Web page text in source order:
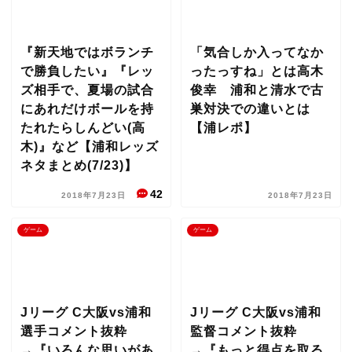
『新天地ではボランチ
で勝負したい』『レッ
ズ相手で、夏場の試合
にあれだけボールを持
たれたらしんどい(高
木)』など【浦和レッズ
ネタまとめ(7/23)】
2018年7月23日 42
「気合しか入ってなか
ったっすね」とは高木
俊幸 浦和と清水で古
巣対決での違いとは
【浦レポ】
2018年7月23日
ゲーム
Jリーグ C大阪vs浦和
選手コメント抜粋
ゲーム
Jリーグ C大阪vs浦和
監督コメント抜粋